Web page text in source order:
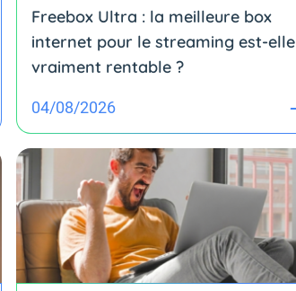
Freebox Ultra : la meilleure box
internet pour le streaming est-elle
vraiment rentable ?
04/08/2026